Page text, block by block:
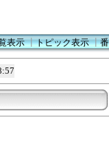
表示┃トピック表示┃